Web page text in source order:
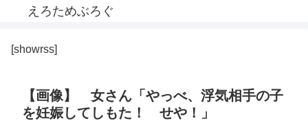
えろためぶろぐ
[showrss]
【画像】 女さん「やっべ、浮気相手の子
を妊娠してしもた！ せや！」